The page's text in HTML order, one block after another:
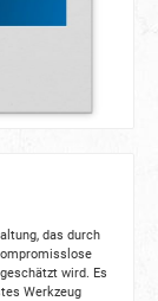
das durch
wird. Es
Werkzeug